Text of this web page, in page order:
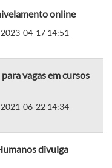
online
04-17 14:51
vagas em cursos
06-22 14:34
divulga